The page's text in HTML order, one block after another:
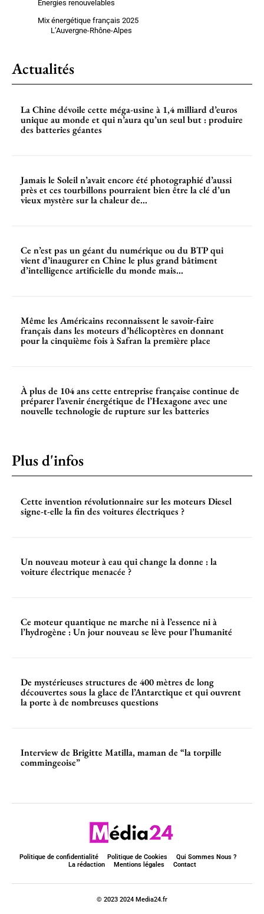
Énergies renouvelables
Mix énergétique français 2025
L’Auvergne-Rhône-Alpes
Actualités
La Chine dévoile cette méga-usine à 1,4 milliard d’euros
unique au monde et qui n’aura qu’un seul but : produire
des batteries géantes
Jamais le Soleil n’avait encore été photographié d’aussi
près et ces tourbillons pourraient bien être la clé d’un
vieux mystère sur la chaleur de...
Ce n’est pas un géant du numérique ou du BTP qui
vient d’inaugurer en Chine le plus grand bâtiment
d’intelligence artificielle du monde mais...
Même les Américains reconnaissent le savoir-faire
français dans les moteurs d’hélicoptères en donnant
pour la cinquième fois à Safran la première place
À plus de 104 ans cette entreprise française continue de
préparer l’avenir énergétique de l’Hexagone avec une
nouvelle technologie de rupture sur les batteries
Plus d'infos
Cette invention révolutionnaire sur les moteurs Diesel
signe-t-elle la fin des voitures électriques ?
Un nouveau moteur à eau qui change la donne : la
voiture électrique menacée ?
Ce moteur quantique ne marche ni à l’essence ni à
l’hydrogène : Un jour nouveau se lève pour l’humanité
De mystérieuses structures de 400 mètres de long
découvertes sous la glace de l’Antarctique et qui ouvrent
la porte à de nombreuses questions
Interview de Brigitte Matilla, maman de “la torpille
commingeoise”
Politique de confidentialité Politique de Cookies
Qui Sommes Nous ?
La rédaction
Mentions légales Contact
© 2023 2024 Media24.fr